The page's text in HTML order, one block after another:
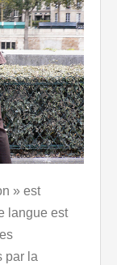
» est
langue est
par la